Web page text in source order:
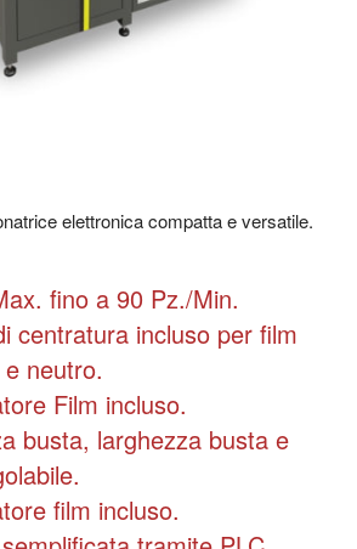
elettronica compatta e versatile.
fino a 90 Pz./Min.
centratura incluso per film
neutro.
Film incluso.
busta, larghezza busta e
film incluso.